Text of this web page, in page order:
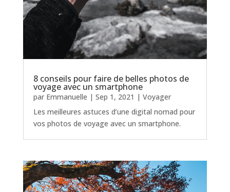
8 conseils pour faire de belles photos de
voyage avec un smartphone
par Emmanuelle | Sep 1, 2021 | Voyager
Les meilleures astuces d’une digital nomad pour
vos photos de voyage avec un smartphone.